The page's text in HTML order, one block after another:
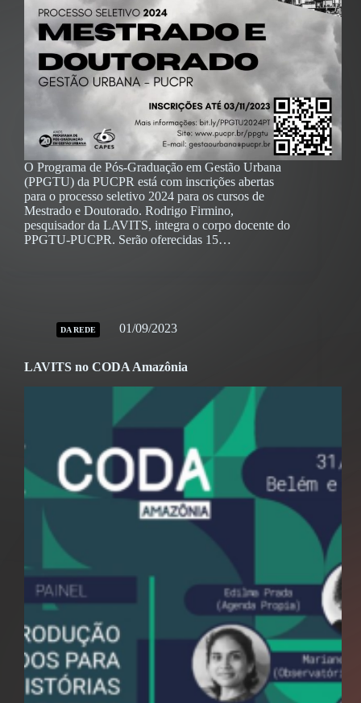
O Programa de Pós-Graduação em Gestão Urbana
(PPGTU) da PUCPR está com inscrições abertas
para o processo seletivo 2024 para os cursos de
Mestrado e Doutorado. Rodrigo Firmino,
pesquisador da LAVITS, integra o corpo docente do
PPGTU-PUCPR. Serão oferecidas 15…
DA REDE 01/09/2023
LAVITS no CODA Amazônia